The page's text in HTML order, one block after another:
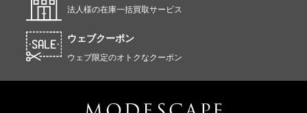
法人様の在庫一括買取サービス
ウェブクーポン
ウェブ限定のオトクなクーポン